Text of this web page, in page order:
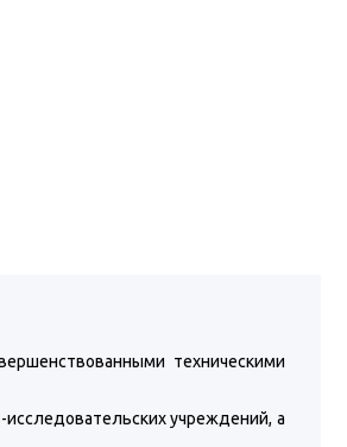
техническими
учреждений, а